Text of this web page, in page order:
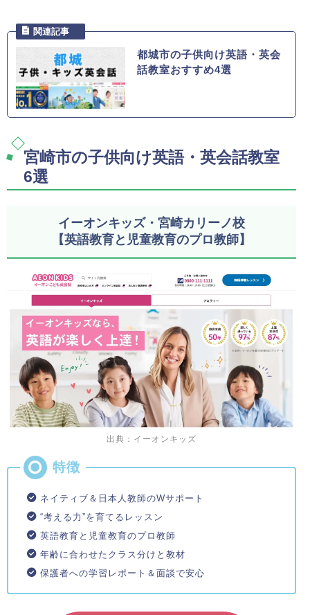
都城市の子供向け英語・英会
話教室おすすめ4選
宮崎市の子供向け英語・英会話教室
6選
イーオンキッズ・宮崎カリーノ校
【英語教育と児童教育のプロ教師】
出典：イーオンキッズ
ネイティブ＆日本人教師のWサポート
“考える力”を育てるレッスン
英語教育と児童教育のプロ教師
年齢に合わせたクラス分けと教材
保護者への学習レポート＆面談で安心